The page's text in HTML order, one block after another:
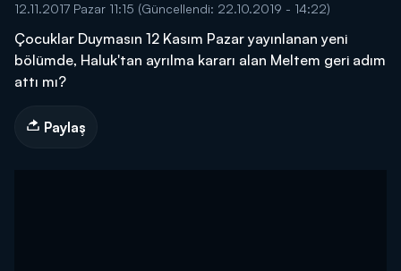
12.11.2017 Pazar 11:15 (Güncellendi: 22.10.2019 - 14:22)
Çocuklar Duymasın 12 Kasım Pazar yayınlanan yeni
bölümde, Haluk'tan ayrılma kararı alan Meltem geri adım
attı mı?
Paylaş